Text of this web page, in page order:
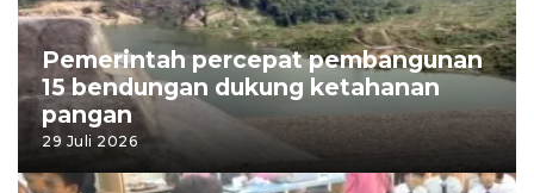
Pemerintah percepat pembangunan
15 bendungan dukung ketahanan
pangan
29 Juli 2026